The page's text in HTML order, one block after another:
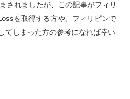
されましたが、この記事がフィリ
を取得する方や、フィリピンで
てしまった方の参考になれば幸い